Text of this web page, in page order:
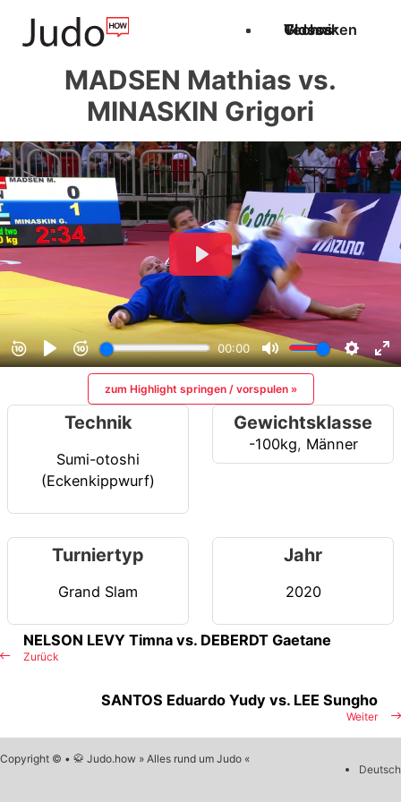
Techniken
Videos
Glossar
MADSEN Mathias vs.
MINASKIN Grigori
zum Highlight springen / vorspulen »
Technik
Sumi-otoshi
(Eckenkippwurf)
Gewichtsklasse
-100kg, Männer
Turniertyp
Grand Slam
Jahr
2020
Zurück
NELSON LEVY Timna vs. DEBERDT Gaetane
Weiter
SANTOS Eduardo Yudy vs. LEE Sungho
Copyright © • 🥋 Judo.how » Alles rund um Judo «
Deutsch